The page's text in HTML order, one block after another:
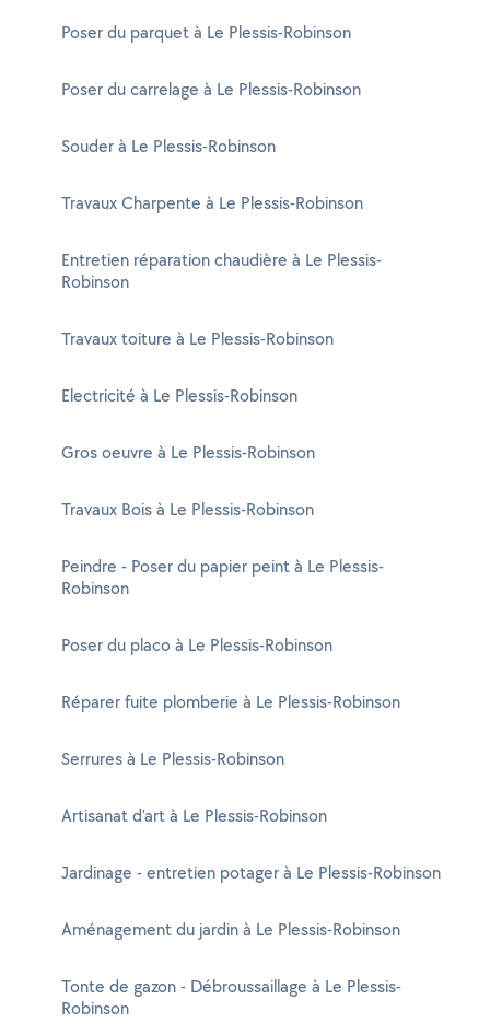
Poser du parquet à Le Plessis-Robinson
Poser du carrelage à Le Plessis-Robinson
Souder à Le Plessis-Robinson
Travaux Charpente à Le Plessis-Robinson
Entretien réparation chaudière à Le Plessis-
Robinson
Travaux toiture à Le Plessis-Robinson
Electricité à Le Plessis-Robinson
Gros oeuvre à Le Plessis-Robinson
Travaux Bois à Le Plessis-Robinson
Peindre - Poser du papier peint à Le Plessis-
Robinson
Poser du placo à Le Plessis-Robinson
Réparer fuite plomberie à Le Plessis-Robinson
Serrures à Le Plessis-Robinson
Artisanat d'art à Le Plessis-Robinson
Jardinage - entretien potager à Le Plessis-Robinson
Aménagement du jardin à Le Plessis-Robinson
Tonte de gazon - Débroussaillage à Le Plessis-
Robinson